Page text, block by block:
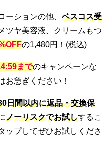
ーションの他、 ベスコス受
ツヤ美容液、クリームもつ
の1,480円！(税込)
までのキャンペーンな
お急ぎください！
日間以内に返品・交換保
ノーリスクでお試しするこ
プしてぜひお試しくださ